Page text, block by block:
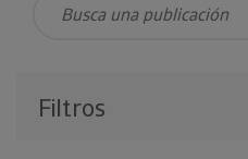
Filtros